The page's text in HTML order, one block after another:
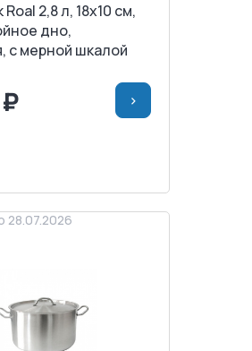
2,8 л, 18х10 см,
дно,
с мерной шкалой
>
28.07.2026